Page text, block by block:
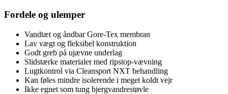
Fordele og ulemper
Vandtæt og åndbar Gore-Tex membran
Lav vægt og fleksibel konstruktion
Godt greb på ujævne underlag
Slidstærke materialer med ripstop-vævning
Lugtkontrol via Cleansport NXT behandling
Kan føles mindre isolerende i meget koldt vejr
Ikke egnet som tung bjergvandrestøvle